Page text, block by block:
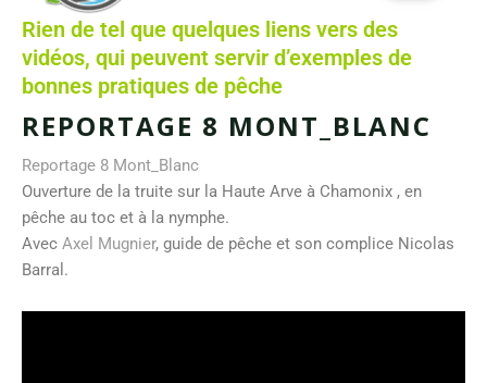
Rien de tel que quelques liens vers des
vidéos, qui peuvent servir d’exemples de
bonnes pratiques de pêche
REPORTAGE 8 MONT_BLANC
Reportage 8 Mont_Blanc
Ouverture de la truite sur la Haute Arve à Chamonix , en
pêche au toc et à la nymphe.
Avec Axel Mugnier, guide de pêche et son complice Nicolas
Barral.